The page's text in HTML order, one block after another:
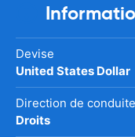
Devise
United States Dollar
Direction de conduite
Droits